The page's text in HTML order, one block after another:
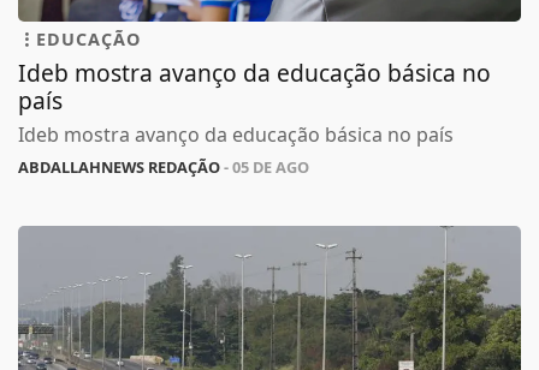
EDUCAÇÃO
Ideb mostra avanço da educação básica no
país
Ideb mostra avanço da educação básica no país
ABDALLAHNEWS REDAÇÃO- 05 DE AGO